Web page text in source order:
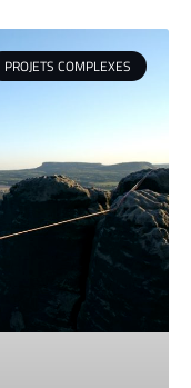
PROJETS COMPLEXES